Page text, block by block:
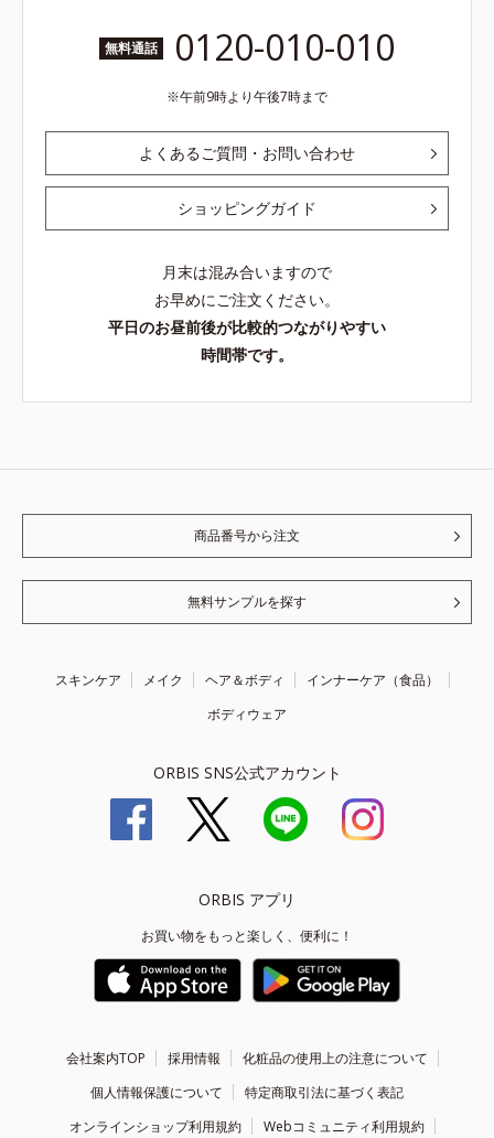
無料通話 0120-010-010
午前9時より午後7時まで
よくあるご質問・お問い合わせ
ショッピングガイド
月末は混み合いますので
お早めにご注文ください。
平日のお昼前後が比較的つながりやすい
時間帯です。
商品番号から注文
無料サンプルを探す
スキンケア メイク ヘア＆ボディ
インナーケア（食品）
ボディウェア
ORBIS SNS公式アカウント
ORBIS アプリ
お買い物をもっと楽しく、便利に！
会社案内TOP 採用情報
化粧品の使用上の注意について
個人情報保護について
特定商取引法に基づく表記
オンラインショップ利用規約
Webコミュニティ利用規約